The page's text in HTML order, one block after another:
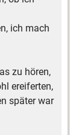
ich mach
zu hören,
ereiferten,
später war